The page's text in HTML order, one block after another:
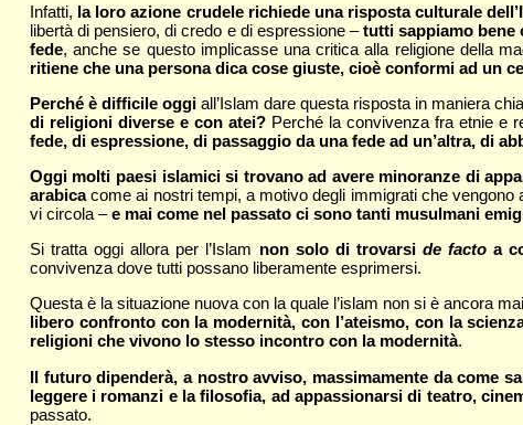
Infatti, la loro azione crudele richiede una risposta culturale
libertà di pensiero, di credo e di espressione –tutti sappiamo bene
fede, anche se questo implicasse una critica alla religione della
ritiene che una persona dica cose giuste, cioè conformi ad un
Perché è difficile oggiall’Islam dare questa risposta in maniera
di religioni diverse e con atei?Perché la convivenza fra etnie e
fede, di espressione, di passaggio da una fede ad un’altra, di
Oggi molti paesi islamici si trovano ad avere minoranze di
arabicacome ai nostri tempi, a motivo degli immigrati che vengono
vi circola –e mai come nel passato ci sono tanti musulmani
Si tratta oggi allora per l’Islam non solo di trovarsi de facto a
convivenza dove tutti possano liberamente esprimersi.
Questa è la situazione nuova con la quale l’islam non si è ancora
libero confronto con la modernità, con l’ateismo, con la
religioni che vivono lo stesso incontro con la modernità.
Il futuro dipenderà, a nostro avviso, massimamente da come
leggere i romanzi e la filosofia, ad appassionarsi di teatro,
passato.